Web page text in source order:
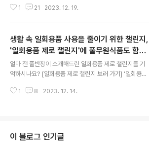
즐길 수 있어남녀노소 누구나 찾는 인기 메뉴인 '곤지암식
회사형 장애인 표준 사업장인데요. 장애인분들의 근로환경
증을 획득했다는 내용이었죠. [풀무원투게더의 인증들을
자세히 알아볼까요?] 현재 '풀무원투게더'는 작년 9월 한국
장애인고용공단과 자회사형 장애인 표준사업장 설립 협약
을 맺고 지난 7월 준공 후 성공적으로 운영 중인데요. 얼마
전에는 가족 초청행사를 통해 임직원 가족 및 관계자 총 10
0여 명을 초대하는 행사를 가졌어요. 장애인분들의 자립을
1 21 2023. 12. 19.
생활 속 일회용품 사용을 줄이기 위한 챌린지,
'일회용품 제로 챌린지'에 풀무원식품도 함께
해요!
얼마 전 풀반장이 소개해드린 일회용품 제로 챌린지를 기
억하시나요? [일회용품 제로 챌린지 보러 가기] '일회용품
다회용품 사용에 적극 동참할 것을 요청하는 환경부 주도
방식으로 진행되고 있어요. 그리고 얼마전 풀무원의 이효
율 총괄 CEO가 대한항공 C&D 최덕진 대표의 지명을 받
1 8 2023. 12. 14.
이 블로그 인기글